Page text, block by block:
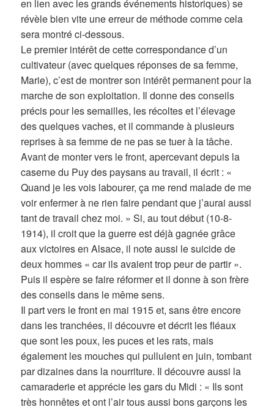
en lien avec les grands événements historiques) se
révèle bien vite une erreur de méthode comme cela
sera montré ci-dessous.
Le premier intérêt de cette correspondance d’un
cultivateur (avec quelques réponses de sa femme,
Marie), c’est de montrer son intérêt permanent pour la
marche de son exploitation. Il donne des conseils
précis pour les semailles, les récoltes et l’élevage
des quelques vaches, et il commande à plusieurs
reprises à sa femme de ne pas se tuer à la tâche.
Avant de monter vers le front, apercevant depuis la
caserne du Puy des paysans au travail, il écrit : «
Quand je les vois labourer, ça me rend malade de me
voir enfermer à ne rien faire pendant que j’aurai aussi
tant de travail chez moi. » Si, au tout début (10-8-
1914), il croit que la guerre est déjà gagnée grâce
aux victoires en Alsace, il note aussi le suicide de
deux hommes « car ils avaient trop peur de partir ».
Puis il espère se faire réformer et il donne à son frère
des conseils dans le même sens.
Il part vers le front en mai 1915 et, sans être encore
dans les tranchées, il découvre et décrit les fléaux
que sont les poux, les puces et les rats, mais
également les mouches qui pullulent en juin, tombant
par dizaines dans la nourriture. Il découvre aussi la
camaraderie et apprécie les gars du Midi : « Ils sont
très honnêtes et ont l’air tous aussi bons garçons les